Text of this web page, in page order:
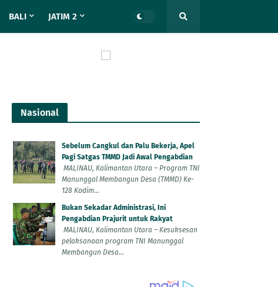
BALI JATIM 2
Nasional
Sebelum Cangkul dan Palu Bekerja, Apel
Pagi Satgas TMMD Jadi Awal Pengabdian
MALINAU, Kalimantan Utara – Program TNI
Manunggal Membangun Desa (TMMD) Ke-
128 Kodim...
Bukan Sekadar Administrasi, Ini
Pengabdian Prajurit untuk Rakyat
MALINAU, Kalimantan Utara – Kesuksesan
pelaksanaan program TNI Manunggal
Membangun Desa...